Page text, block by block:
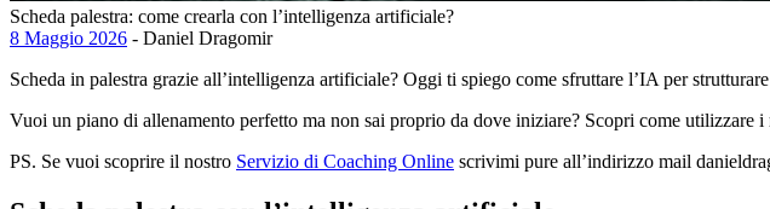
Scheda palestra: come crearla con l’intelligenza artificiale?
8 Maggio 2026 - Daniel Dragomir
Scheda in palestra grazie all’intelligenza artificiale? Oggi ti spiego come sfruttare l’IA per
Vuoi un piano di allenamento perfetto ma non sai proprio da dove iniziare? Scopri come
PS. Se vuoi scoprire il nostro Servizio di Coaching Online scrivimi pure all’indirizzo mail